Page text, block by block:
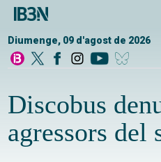
Diumenge, 09 d'agost de 2026
Discobus
agressors del